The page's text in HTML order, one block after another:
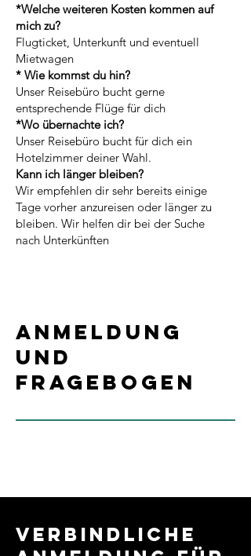
*Welche weiteren Kosten kommen auf
mich zu?
Flugticket, Unterkunft und eventuell
Mietwagen
* Wie kommst du hin?
Unser Reisebüro bucht gerne
entsprechende Flüge für dich
*Wo übernachte ich?
Unser Reisebüro bucht für dich ein
Hotelzimmer deiner Wahl.
Kann ich länger bleiben?
Wir empfehlen dir sehr bereits einige
Tage vorher anzureisen oder länger zu
bleiben. Wir helfen dir bei der Suche
nach Unterkünften
Anmeldung
und
Fragebogen
Verbindliche